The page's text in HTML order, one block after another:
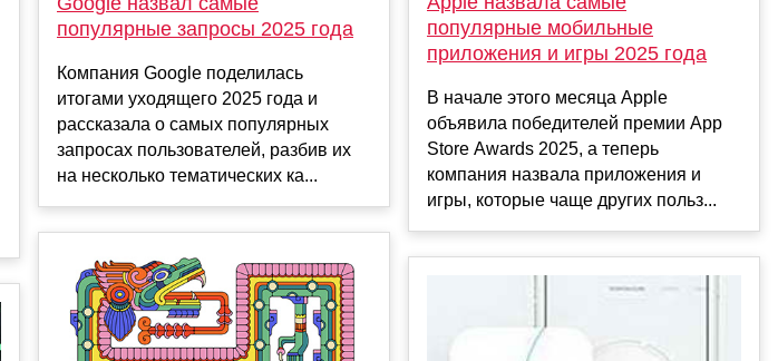
популярные запросы 2025 года
Компания Google поделилась
итогами уходящего 2025 года и
рассказала о самых популярных
запросах пользователей, разбив их
на несколько тематических ка...
популярные мобильные
приложения и игры 2025 года
В начале этого месяца Apple
объявила победителей премии App
Store Awards 2025, а теперь
компания назвала приложения и
игры, которые чаще других польз...